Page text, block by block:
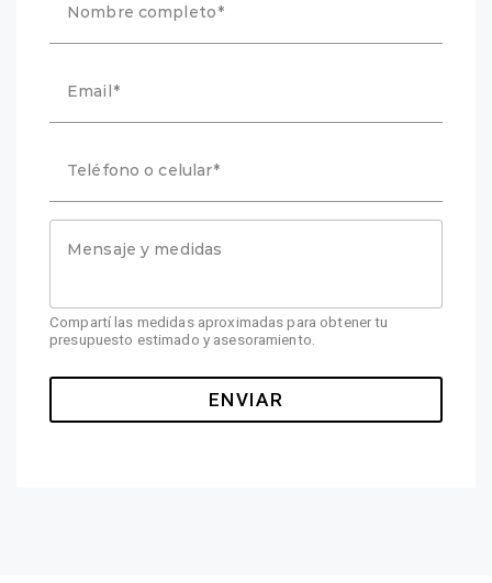
Nombre completo
Email
Teléfono o celular
Mensaje y medidas
Compartí las medidas aproximadas para obtener tu
presupuesto estimado y asesoramiento.
ENVIAR